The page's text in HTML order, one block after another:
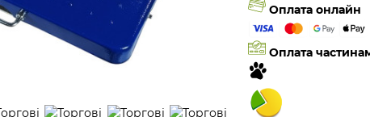
Оплата онлайн
Оплата